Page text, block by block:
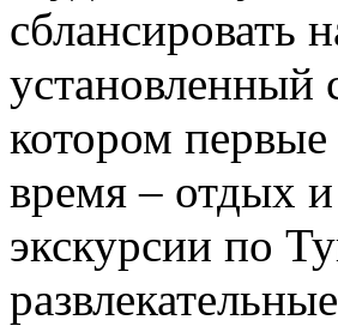
сблансировать
установленный
котором первые
время – отдых
экскурсии по